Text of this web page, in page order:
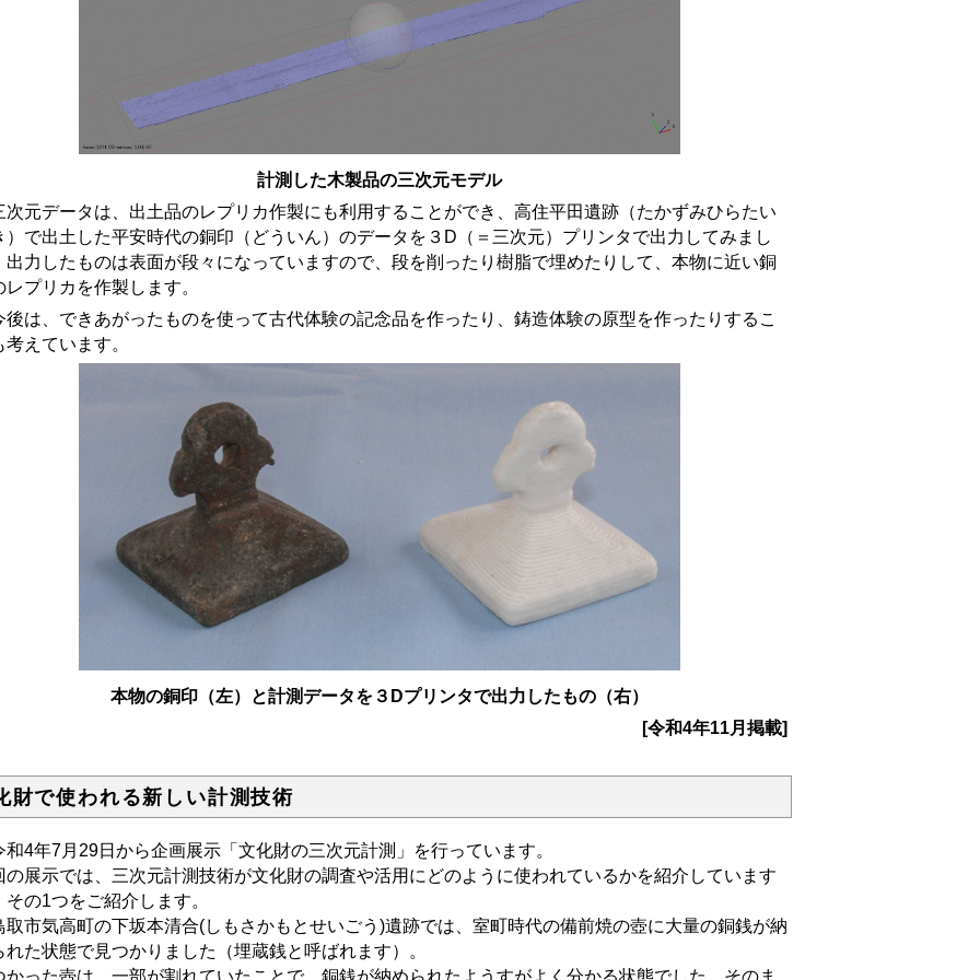
計測した木製品の三次元モデル
元データは、出土品のレプリカ作製にも利用することができ、高住平田遺跡（たかずみひらたい
）で出土した平安時代の銅印（どういん）のデータを３D（＝三次元）プリンタで出力してみまし
出力したものは表面が段々になっていますので、段を削ったり樹脂で埋めたりして、本物に近い銅
レプリカを作製します。
は、できあがったものを使って古代体験の記念品を作ったり、鋳造体験の原型を作ったりするこ
考えています。
本物の銅印（左）と計測データを３Dプリンタで出力したもの（右）
[令和4年11月掲載]
財で使われる新しい計測技術
4年7月29日から企画展示「文化財の三次元計測」を行っています。
の展示では、三次元計測技術が文化財の調査や活用にどのように使われているかを紹介しています
その1つをご紹介します。
市気高町の下坂本清合(しもさかもとせいごう)遺跡では、室町時代の備前焼の壺に大量の銅銭が納
れた状態で見つかりました（埋蔵銭と呼ばれます）。
かった壺は、一部が割れていたことで、銅銭が納められたようすがよく分かる状態でした。そのま